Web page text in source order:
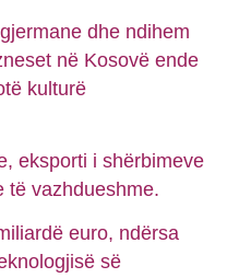
dhe ndihem
në Kosovë ende
kulturë
eksporti i shërbimeve
të vazhdueshme.
euro, ndërsa
së